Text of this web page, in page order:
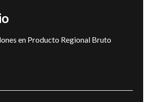
en Producto Regional Bruto